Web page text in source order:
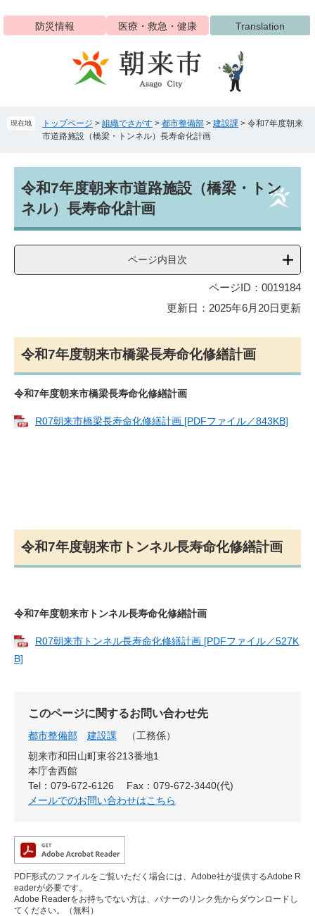
ジ
ュ
防災情報 医療・救急・健康 Translation
現在地 トップページ > 組織でさがす > 都市整備部 > 建設課 > 令和7年度朝来
市道路施設（橋梁・トンネル）長寿命化計画
文令和7年度朝来市道路施設（橋梁・トン
ネル）長寿命化計画
ページ内目次
ページID：0019184
更新日：2025年6月20日更新
令和7年度朝来市橋梁長寿命化修繕計画
令和7年度朝来市橋梁長寿命化修繕計画
R07朝来市橋梁長寿命化修繕計画 [PDFファイル／843KB]
令和7年度朝来市トンネル長寿命化修繕計画
令和7年度朝来市トンネル長寿命化修繕計画
R07朝来市トンネル長寿命化修繕計画 [PDFファイル／527K
B]
このページに関するお問い合わせ先
都市整備部 建設課
工務係
朝来市和田山町東谷213番地1
本庁舎西館
Tel：079-672-6126
Fax：079-672-3440(代)
メールでのお問い合わせはこちら
PDF形式のファイルをご覧いただく場合には、Adobe社が提供するAdobe R
eaderが必要です。
Adobe Readerをお持ちでない方は、バナーのリンク先からダウンロードし
てください。（無料）